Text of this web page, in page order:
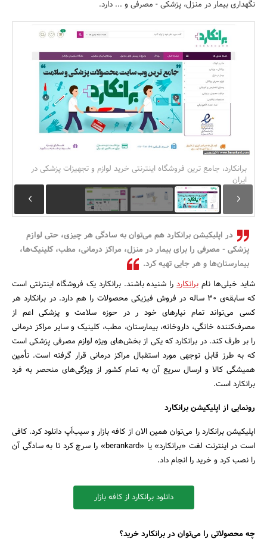
نگهداری بیمار در منزل، پزشکی - مصرفی و ... دارد.
برانکارد، جامع ترین فروشگاه اینترنتی خرید لوازم و تجهیزات پزشکی در
ایران
در اپلیکیشن برانکارد هم می‌توان به سادگی هر چیزی، حتی لوازم
پزشکی - مصرفی را برای بیمار در منزل، مراکز درمانی، مطب، کلینیک‌ها،
بیمارستان‌ها و هر جایی تهیه کرد.
شاید خیلی‌ها نامبرانکاردرا شنیده باشند. برانکارد یک فروشگاه اینترنتی است
که سابقه‌ی 30 ساله در فروش فیزیکی محصولات را هم دارد. در برانکارد هر
کسی می‌تواند تمام نیارهای خود ر در حوزه سلامت و پزشکی اعم از
مصرف‌کننده خانگی، داروخانه، بیمارستان، مطب، کلینیک و سایر مراکز درمانی
را بر طرف کند. در برانکارد که یکی از بخش‌های ویژه لوازم مصرفی پزشکی است
که به طرز قابل توجهی مورد استقبال مراکز درمانی قرار گرفته است. تأمین
همیشگی کالا و ارسال سریع آن به تمام کشور از ویژگی‌های منحصر به فرد
برانکارد است.
رونمایی از اپلیکیشن برانکارد
اپلیکیشن برانکارد را می‌توان همین الان از کافه بازار و سیب‌اَپ دانلود کرد. کافی
است در اینترنت لغت «برانکارد» یا «berankard» را سرچ کرد تا به سادگی آن
را نصب کرد و خرید را انجام داد.
دانلود برانکارد از کافه بازار
چه محصولاتی را می‌توان در برانکارد خرید؟